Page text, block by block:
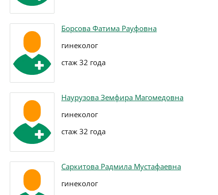
Борсова Фатима Рауфовна
гинеколог
стаж 32 года
Наурузова Земфира Магомедовна
гинеколог
стаж 32 года
Саркитова Радмила Мустафаевна
гинеколог